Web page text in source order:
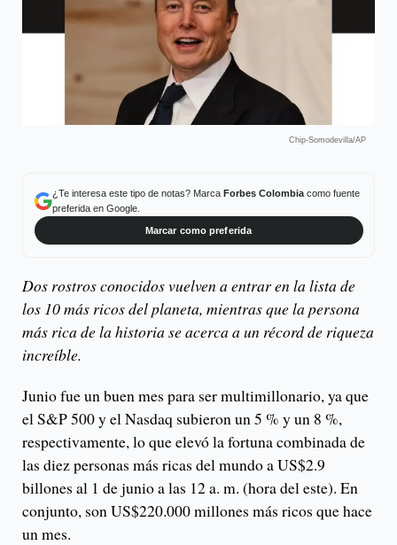
Chip-Somodevilla/AP
¿Te interesa este tipo de notas? Marca Forbes Colombiacomo fuente
preferida en Google.
Marcar como preferida
Dos rostros conocidos vuelven a entrar en la lista de
los 10 más ricos del planeta, mientras que la persona
más rica de la historia se acerca a un récord de riqueza
increíble.
Junio fue un buen mes para ser multimillonario, ya que
el S&P 500 y el Nasdaq subieron un 5 % y un 8 %,
respectivamente, lo que elevó la fortuna combinada de
las diez personas más ricas del mundo a US$2.9
billones al 1 de junio a las 12 a. m. (hora del este). En
conjunto, son US$220.000 millones más ricos que hace
un mes.